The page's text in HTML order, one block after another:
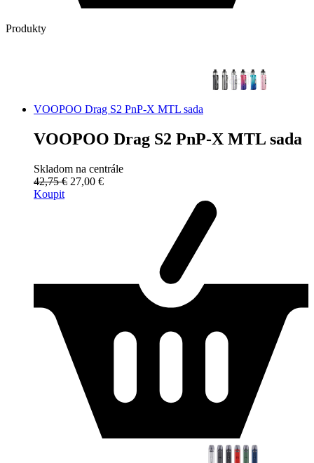
Produkty
VOOPOO Drag S2 PnP-X MTL sada
VOOPOO Drag S2 PnP-X MTL sada
Skladom na centrále
42,75 € 27,00 €
Koupit